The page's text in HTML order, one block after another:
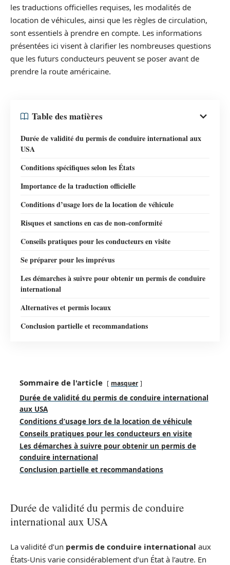
les traductions officielles requises, les modalités de
location de véhicules, ainsi que les règles de circulation,
sont essentiels à prendre en compte. Les informations
présentées ici visent à clarifier les nombreuses questions
que les futurs conducteurs peuvent se poser avant de
prendre la route américaine.
Table des matières
Durée de validité du permis de conduire international aux
USA
Conditions spécifiques selon les États
Importance de la traduction officielle
Conditions d’usage lors de la location de véhicule
Risques et sanctions en cas de non-conformité
Conseils pratiques pour les conducteurs en visite
Se préparer pour les imprévus
Les démarches à suivre pour obtenir un permis de conduire
international
Alternatives et permis locaux
Conclusion partielle et recommandations
Sommaire de l'article masquer
Durée de validité du permis de conduire international
aux USA
Conditions d’usage lors de la location de véhicule
Conseils pratiques pour les conducteurs en visite
Les démarches à suivre pour obtenir un permis de
conduire international
Conclusion partielle et recommandations
Durée de validité du permis de conduire
international aux USA
La validité d’un permis de conduire international aux
États-Unis varie considérablement d’un État à l’autre. En